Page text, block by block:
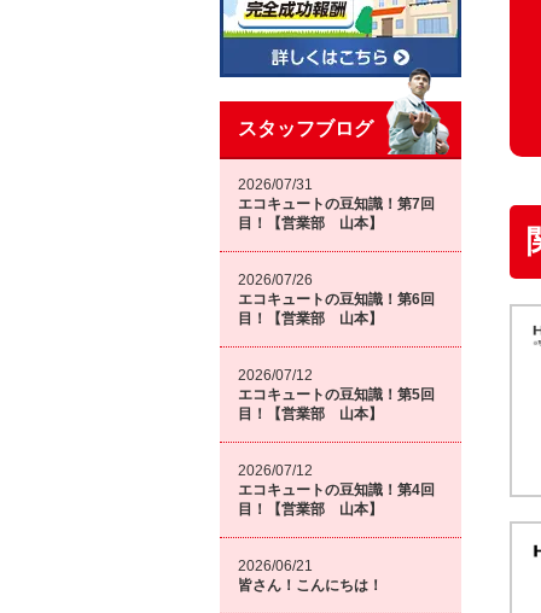
スタッフブログ
2026/07/31
エコキュートの豆知識！第7回
目！【営業部 山本】
2026/07/26
エコキュートの豆知識！第6回
目！【営業部 山本】
2026/07/12
エコキュートの豆知識！第5回
目！【営業部 山本】
2026/07/12
エコキュートの豆知識！第4回
目！【営業部 山本】
2026/06/21
皆さん！こんにちは！